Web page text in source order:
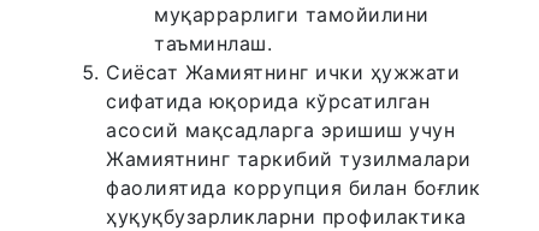
муқаррарлиги тамойилини
таъминлаш.
Сиёсат Жамиятнинг ички ҳужжати
сифатида юқорида кўрсатилган
асосий мақсадларга эришиш учун
Жамиятнинг таркибий тузилмалари
фаолиятида коррупция билан боғлик
ҳуқуқбузарликларни профилактика